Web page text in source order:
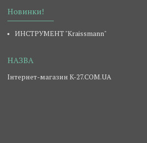
Новинки!
ИНСТРУМЕНТ "Kraissmann"
Інтернет-магазин K-27.COM.UA